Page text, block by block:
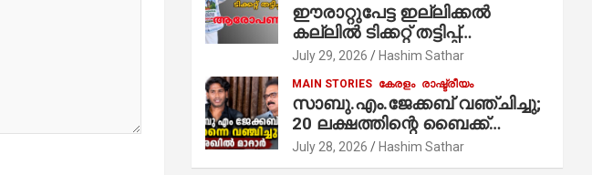
ഈരാറ്റുപേട്ട ഇല്ലിക്കൽ
കല്ലിൽ ടിക്കറ്റ് തട്ടിപ്പ്
ആരോപണം;
July 29, 2026 Hashim Sathar
MAIN STORIES കേരളം രാഷ്ട്രീയം
സാബു.എം.ജേക്കബ് വഞ്ചിച്ചു;
20 ലക്ഷത്തിന്റെ ബൈക്ക്
വിറ്റാണ് തൃക്കാക്കരയില്‍
മത്സരിച്ചത്! പ്രചാരണത്തിന്
July 28, 2026 Hashim Sathar